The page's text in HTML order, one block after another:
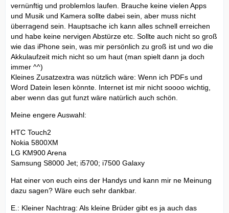
vernünftig und problemlos laufen. Brauche keine vielen Apps
und Musik und Kamera sollte dabei sein, aber muss nicht
überragend sein. Hauptsache ich kann alles schnell erreichen
und habe keine nervigen Abstürze etc. Sollte auch nicht so groß
wie das iPhone sein, was mir persönlich zu groß ist und wo die
Akkulaufzeit mich nicht so um haut (man spielt dann ja doch
immer ^^)
Kleines Zusatzextra was nützlich wäre: Wenn ich PDFs und
Word Datein lesen könnte. Internet ist mir nicht soooo wichtig,
aber wenn das gut funzt wäre natürlich auch schön.
Meine engere Auswahl:
HTC Touch2
Nokia 5800XM
LG KM900 Arena
Samsung S8000 Jet; i5700; i7500 Galaxy
Hat einer von euch eins der Handys und kann mir ne Meinung
dazu sagen? Wäre euch sehr dankbar.
E.: Kleiner Nachtrag: Als kleine Brüder gibt es ja auch das